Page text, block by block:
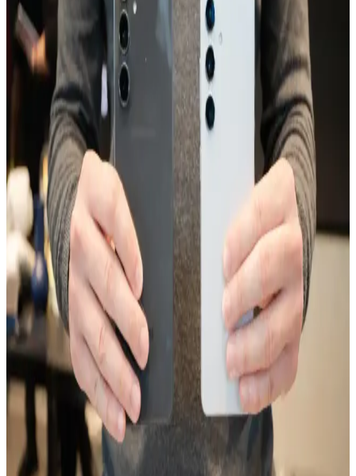
Katı Hal Bataryaları: Elektrikli Araçlarda Geleceğin
Enerji Depolama Teknolojisi Üzerine Bir
Değerlendirme
Katı hal bataryaları, elektrikli araçlarda uzun menzil ve hızlı şarj vaat
etse de dendrit oluşumu, yüksek maliyet ve üretim zorlukları
nedeniyle henüz yaygınlaşamamıştır. Yarı katı teknolojiler ara çözüm
olarak öne çıkmaktadır.
TECNO Spark 20 ve Güncel Teknolojik Gelişmeler
Hakkında Detaylar
TECNO'nun yeni modelleri ve Spark serisinin özellikleri, tasarım,
batarya, kamera ve depolama alanındaki gelişmelerle ilgili detaylar
burada.
Galaxy A24: Uygun Fiyatlı ve Güçlü Özelliklere
Sahip Akıllı Telefon Seçeneği
Galaxy A24, uygun fiyatı ve temel özellikleriyle günlük kullanım ve
fotoğrafçılık ihtiyaçlarını karşılayan, uzun pil ömrü sunan ekonomik
akıllı telefon seçeneğidir.
Xiaomi Note 8'in Performans Özellikleri ve Aksesuar
Uyumluluğu Hakkında Güncel Bilgiler
Xiaomi Note 8'in performansı ve aksesuar uyumluluğu hakkında
genel bilgiler, teknik detaylar ve kullanım ipuçlarıyla ilgili güncel ve
kapsamlı bir değerlendirme.